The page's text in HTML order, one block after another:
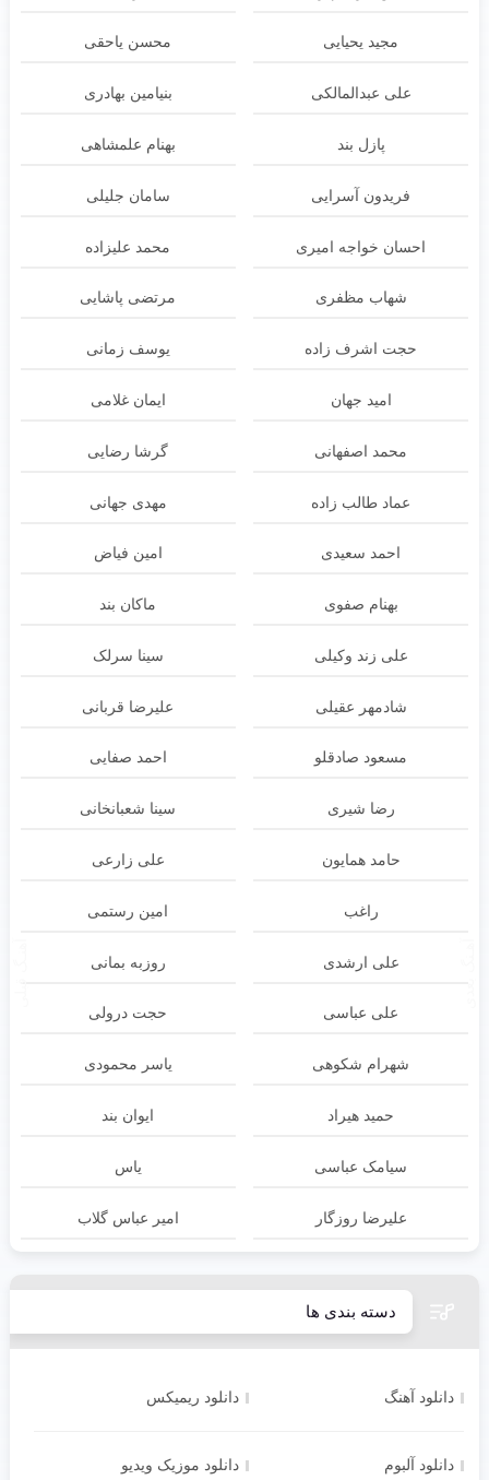
مجید یحیایی محسن یاحقی
علی عبدالمالکی بنیامین بهادری
پازل بند بهنام علمشاهی
فریدون آسرایی سامان جلیلی
احسان خواجه امیری محمد علیزاده
شهاب مظفری مرتضی پاشایی
حجت اشرف زاده یوسف زمانی
امید جهان ایمان غلامی
محمد اصفهانی گرشا رضایی
عماد طالب زاده مهدی جهانی
احمد سعیدی امین فیاض
بهنام صفوی ماکان بند
علی زند وکیلی سینا سرلک
شادمهر عقیلی علیرضا قربانی
مسعود صادقلو احمد صفایی
رضا شیری سینا شعبانخانی
حامد همایون علی زارعی
راغب امین رستمی
علی ارشدی روزبه بمانی
علی عباسی حجت درولی
شهرام شکوهی یاسر محمودی
حمید هیراد ایوان بند
سیامک عباسی یاس
علیرضا روزگار امیر عباس گلاب
دسته بندی ها
دانلود آهنگ دانلود ریمیکس
دانلود آلبوم دانلود موزیک ویدیو